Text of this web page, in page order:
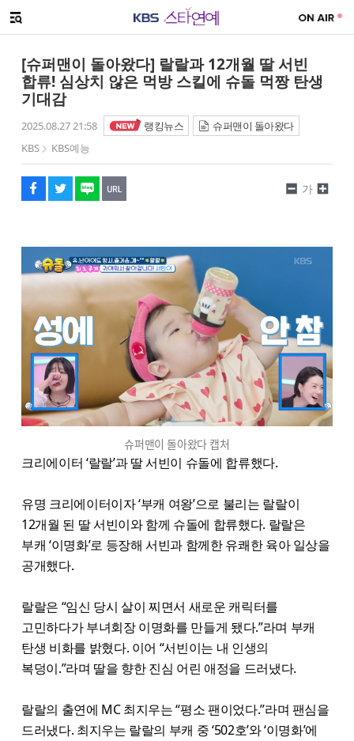
메뉴 열기
[슈퍼맨이 돌아왔다] 랄랄과 12개월 딸 서빈
합류! 심상치 않은 먹방 스킬에 슈돌 먹짱 탄생
기대감
2025.08.27 21:58 랭킹뉴스
슈퍼맨이 돌아왔다
KBS
KBS예능
페이스북
트위터
네이버
URL복사
글씨 작게보기
가
글씨 크게보기
슈퍼맨이 돌아왔다 캡처
크리에이터 ‘랄랄’과 딸 서빈이 슈돌에 합류했다.
유명 크리에이터이자 ‘부캐 여왕’으로 불리는 랄랄이
12개월 된 딸 서빈이와 함께 슈돌에 합류했다. 랄랄은
부캐 ‘이명화’로 등장해 서빈과 함께한 유쾌한 육아 일상을
공개했다.
랄랄은 “임신 당시 살이 찌면서 새로운 캐릭터를
고민하다가 부녀회장 이명화를 만들게 됐다.”라며 부캐
탄생 비화를 밝혔다. 이어 “서빈이는 내 인생의
복덩이.”라며 딸을 향한 진심 어린 애정을 드러냈다.
랄랄의 출연에 MC 최지우는 “평소 팬이었다.”라며 팬심을
드러냈다. 최지우는 랄랄의 부캐 중 ‘502호’와 ‘이명화’에